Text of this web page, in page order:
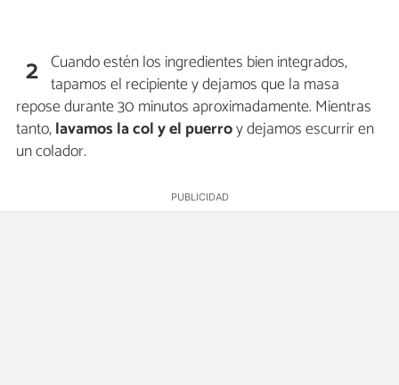
2 Cuando estén los ingredientes bien integrados,
tapamos el recipiente y dejamos que la masa
repose durante 30 minutos aproximadamente. Mientras
tanto,lavamos la col y el puerroy dejamos escurrir en
un colador.